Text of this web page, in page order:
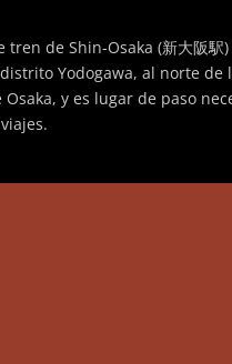
tren de Shin-Osaka (新大阪駅
Yodogawa, al norte de
y es lugar de paso